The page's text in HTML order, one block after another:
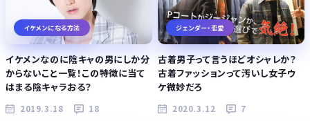
イケメンになる方法
イケメンなのに陰キャの男にしか分
からないこと一覧！この特徴に当て
はまる陰キャラおる？
2019.3.18 18
ジェンダー・恋愛
古着男子って言うほどオシャレか？
古着ファッションって汚いし女子ウ
ケ微妙だろ
2020.3.12 7